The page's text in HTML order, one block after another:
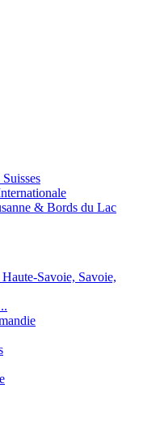
& Bords du Lac
Haute-Savoie, Savoie,